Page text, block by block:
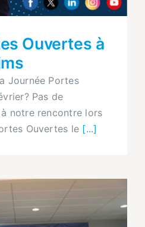
Ouvertes à
Journée Portes
Pas de
notre rencontre lors
Ouvertes le [...]